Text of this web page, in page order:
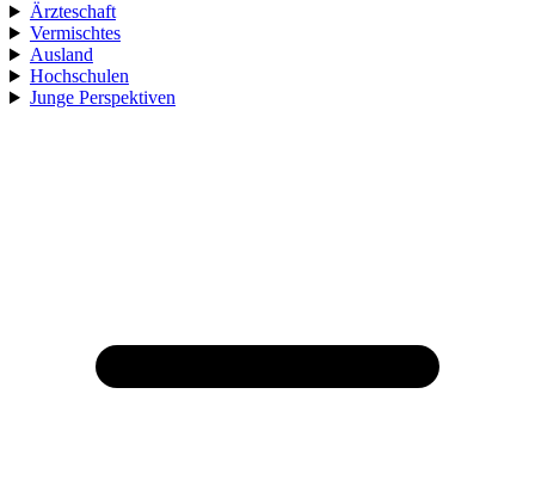
Ärzteschaft
Vermischtes
Ausland
Hochschulen
Junge Perspektiven